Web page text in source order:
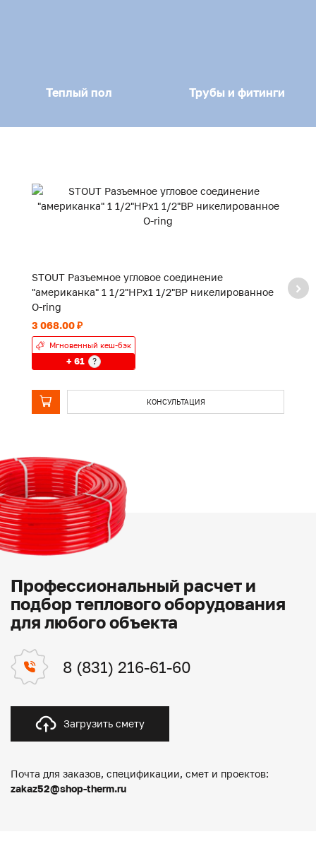
Теплый пол Трубы и фитинги
STOUT Разъемное угловое соединение
"американка" 1 1/2"НРx1 1/2"ВР никелированное
O-ring
3 068.00 ₽
Мгновенный кеш-бэк
+ 61 ?
КОНСУЛЬТАЦИЯ
Профессиональный расчет и
подбор теплового оборудования
для любого объекта
8 (831) 216-61-60
Загрузить смету
Почта для заказов, спецификации, смет и проектов:
zakaz52@shop-therm.ru